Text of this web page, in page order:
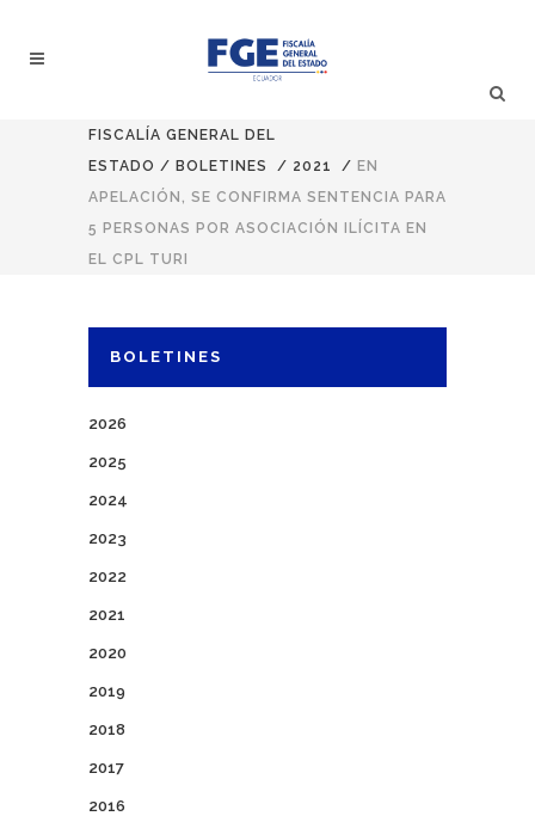
FISCALÍA GENERAL DEL
ESTADO / BOLETINES / 2021 / EN
APELACIÓN, SE CONFIRMA SENTENCIA PARA
5 PERSONAS POR ASOCIACIÓN ILÍCITA EN
EL CPL TURI
BOLETINES
2026
2025
2024
2023
2022
2021
2020
2019
2018
2017
2016